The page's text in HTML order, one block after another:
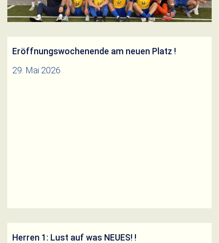
zum 6:1 Endstand erzielt. Spielgruppenleiter Mario
Hüneburg
Eröffnungswochenende am neuen Platz !
29. Mai 2026
Herren 1: Lust auf was NEUES! !